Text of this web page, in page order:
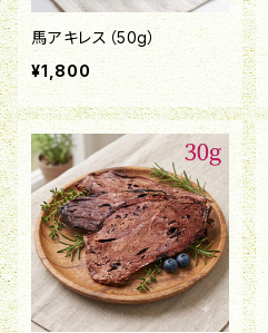
馬アキレス（50g）
¥1,800